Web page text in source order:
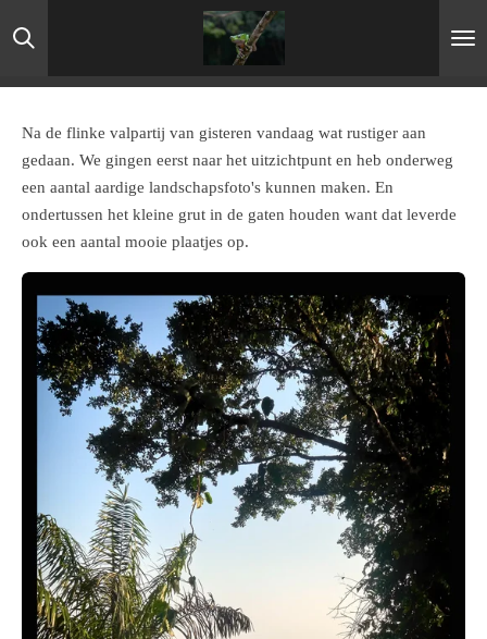
Ga
direct
hoofdinhoud
Na de flinke valpartij van gisteren vandaag wat rustiger aan
gedaan. We gingen eerst naar het uitzichtpunt en heb onderweg
een aantal aardige landschapsfoto's kunnen maken. En
ondertussen het kleine grut in de gaten houden want dat leverde
ook een aantal mooie plaatjes op.